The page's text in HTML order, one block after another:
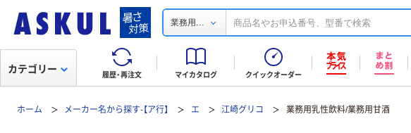
業務用 ...
履歴・再注文 マイカタログ クイックオーダー
カテゴリー
ホーム メーカー名から探す-【ア行】 エ 江崎グリコ 業務用乳性飲料/業務用甘酒